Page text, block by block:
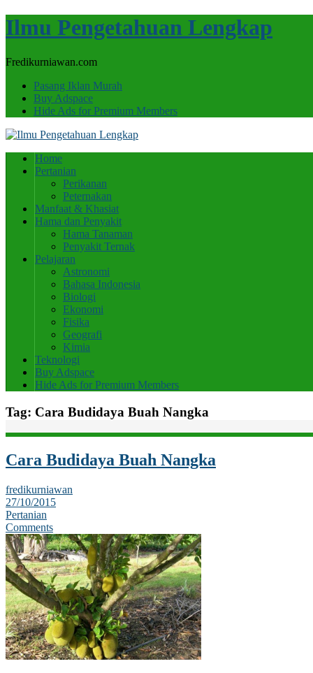
Ilmu Pengetahuan Lengkap
Fredikurniawan.com
Pasang Iklan Murah
Buy Adspace
Hide Ads for Premium Members
Home
Pertanian
Perikanan
Peternakan
Manfaat & Khasiat
Hama dan Penyakit
Hama Tanaman
Penyakit Ternak
Pelajaran
Astronomi
Bahasa Indonesia
Biologi
Ekonomi
Fisika
Geografi
Kimia
Teknologi
Buy Adspace
Hide Ads for Premium Members
Tag: Cara Budidaya Buah Nangka
Cara Budidaya Buah Nangka
fredikurniawan
27/10/2015
Pertanian
Comments